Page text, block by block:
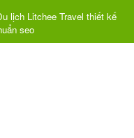
lịch Litchee Travel thiết kế
seo